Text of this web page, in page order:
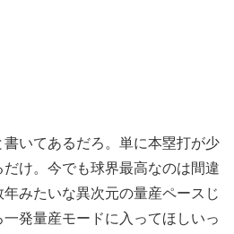
いてあるだろ。単に本塁打が少
け。今でも球界最高なのは間違
みたいな異次元の量産ペースじ
発量産モードに入ってほしいっ